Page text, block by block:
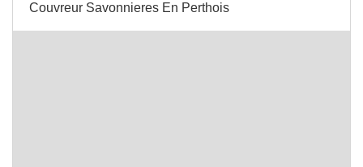
Couvreur Savonnieres En Perthois